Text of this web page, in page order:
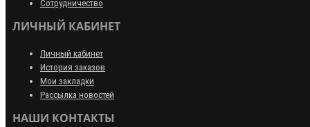
Сотрудничество
ЛИЧНЫЙ КАБИНЕТ
Личный кабинет
История заказов
Мои закладки
Рассылка новостей
НАШИ КОНТАКТЫ